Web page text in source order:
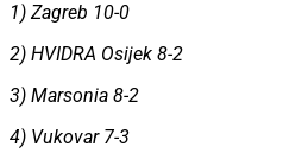
1) Zagreb 10-0
2) HVIDRA Osijek 8-2
3) Marsonia 8-2
4) Vukovar 7-3